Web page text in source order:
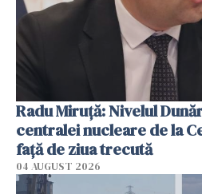
Radu Miruţă: Nivelul
centralei nucleare de la
faţă de ziua trecută
04 AUGUST 2026